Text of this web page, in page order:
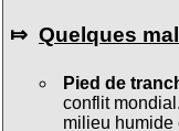
⤇ Quelques
Pied de
conflit
milieu humide